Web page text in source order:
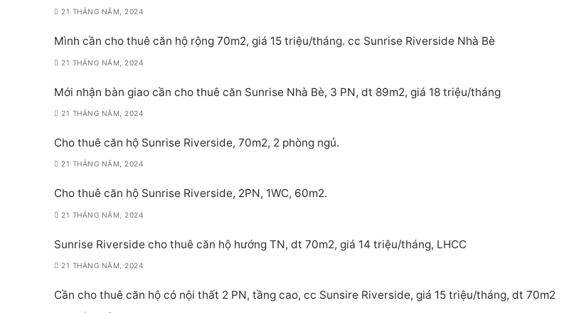
21 THÁNG NĂM, 2024
Mình cần cho thuê căn hộ rộng 70m2, giá 15 triệu/tháng. cc Sunrise Riverside Nhà Bè
21 THÁNG NĂM, 2024
Mới nhận bàn giao cần cho thuê căn Sunrise Nhà Bè, 3 PN, dt 89m2, giá 18 triệu/tháng
21 THÁNG NĂM, 2024
Cho thuê căn hộ Sunrise Riverside, 70m2, 2 phòng ngủ.
21 THÁNG NĂM, 2024
Cho thuê căn hộ Sunrise Riverside, 2PN, 1WC, 60m2.
21 THÁNG NĂM, 2024
Sunrise Riverside cho thuê căn hộ hướng TN, dt 70m2, giá 14 triệu/tháng, LHCC
21 THÁNG NĂM, 2024
Cần cho thuê căn hộ có nội thất 2 PN, tầng cao, cc Sunsire Riverside, giá 15 triệu/tháng, dt 70m2